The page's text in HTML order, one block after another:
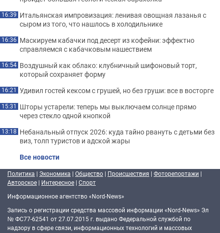
16:39 Итальянская импровизация: ленивая овощная лазанья с
сыром из того, что нашлось в холодильнике
16:36 Маскируем кабачки под десерт из кофейни: эффектно
справляемся с кабачковым нашествием
16:54 Воздушный как облако: клубничный шифоновый торт,
который сохраняет форму
16:21 Удивил гостей кексом с грушей, но без груши: все в восторге
15:31 Шторы устарели: теперь мы выключаем солнце прямо
через стекло одной кнопкой
13:18 Небанальный отпуск 2026: куда тайно рвануть с детьми без
виз, толп туристов и адской жары
Все новости
Политика | Экономика | Общество | Происшествия | Фоторепортажи |
Авторское | Интересное | Спорт
Информационное агентство «Nord-News»
Запись о регистрации средства массовой информации «Nord-News» Эл
№ ФС77-62541 от 27.07.2015 г. выдано Федеральной службой по
надзору в сфере связи, информационных технологий и массовых